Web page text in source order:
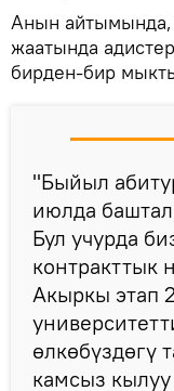
Анын айтымында,
жаатында
бирден-бир
"Быйыл
июлда
Бул учурда
контракттык
Акыркы этап
өлкөбүздөгү
камсыз